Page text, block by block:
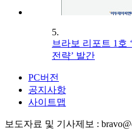
5.
브라보 리포트 1호
전략’ 발간
PC버전
공지사항
사이트맵
보도자료 및 기사제보 :